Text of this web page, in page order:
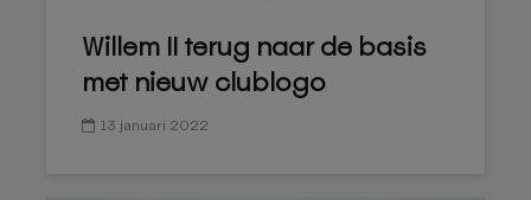
Willem II terug naar de basis
met nieuw clublogo
13 januari 2022